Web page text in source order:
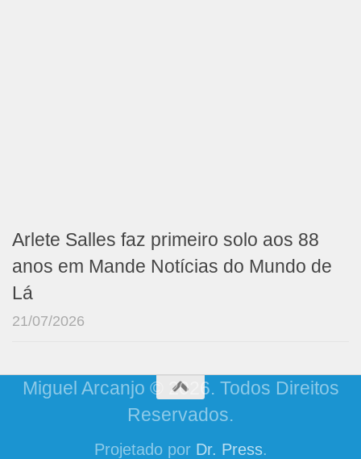
Arlete Salles faz primeiro solo aos 88
anos em Mande Notícias do Mundo de
Lá
21/07/2026
Miguel Arcanjo © 2026. Todos Direitos
Reservados.
Projetado por Dr. Press.